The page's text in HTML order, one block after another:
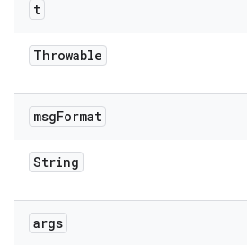
t
Throwable
msgFormat
String
args